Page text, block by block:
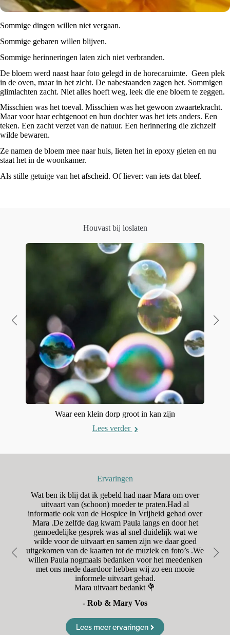
Sommige dingen willen niet vergaan.
Sommige gebaren willen blijven.
Sommige herinneringen laten zich niet verbranden.
De bloem werd naast haar foto gelegd in de horecaruimte. Geen plek
in de oven, maar in het zicht. De nabestaanden zagen het. Sommigen
glimlachten zacht. Niet alles hoeft weg, leek die ene bloem te zeggen.
Misschien was het toeval. Misschien was het gewoon zwaartekracht.
Maar voor haar echtgenoot en hun dochter was het iets anders. Een
teken. Een zacht verzet van de natuur. Een herinnering die zichzelf
wilde bewaren.
Ze namen de bloem mee naar huis, lieten het in epoxy gieten en nu
staat het in de woonkamer.
Als stille getuige van het afscheid. Of liever: van iets dat bleef.
Houvast bij loslaten
Waar een klein dorp groot in kan zijn
Lees verder
Ervaringen
Wat ben ik blij dat ik gebeld had naar Mara om over
uitvaart van (schoon) moeder te praten.Had al
informatie ook van de Hospice In Vrijheid gehad over
Mara .De zelfde dag kwam Paula langs en door het
gemoedelijke gesprek was al snel duidelijk wat we
wilde voor de uitvaart en samen zijn we daar goed
uitgekomen van de kaarten tot de muziek en foto’s .We
willen Paula nogmaals bedanken voor het meedenken
met ons mede daardoor hebben wij zo een mooie
informele uitvaart gehad.
Mara uitvaart bedankt 💐
- Rob & Mary Vos
Lees meer ervaringen